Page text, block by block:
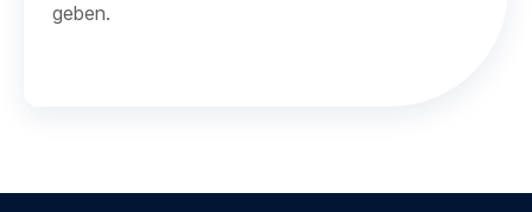
geben.